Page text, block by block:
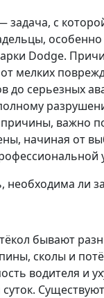
задача, с
Dodge.
мелких
до серьезных
важно
начиная от
необходима ли
бывают
сколы и
водителя и